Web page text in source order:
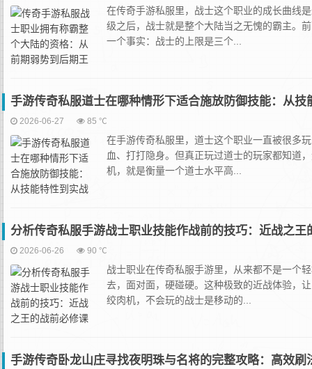
在传奇手游私服里，战士这个职业的成长曲线
级之后，战士就是整个大陆当之无愧的霸主。
一个事实：战士的上限是三个...
手游传奇私服道士在哪种情形下适合施放防御技能：从
2026-06-27 85 ℃
在手游传奇私服里，道士这个职业一直被很多
血、打打隐身。但真正玩过道士的玩家都知道
机，就是衡量一个道士水平高...
分析传奇私服手游战士职业技能作战前的技巧：近战之王
2026-06-26 90 ℃
战士职业在传奇私服手游里，从来都不是一个
去，面对面，硬碰硬。这种极致的近战体验，
绞肉机，不会玩的战士是移动的...
手游传奇卧龙山庄寻找夜明珠与名将的完整攻略：高效刷